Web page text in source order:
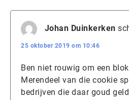
Johan Duinkerken
25 oktober 2019 om 10:46
Ben niet rouwig om een
Merendeel van die cookie
bedrijven die daar goud